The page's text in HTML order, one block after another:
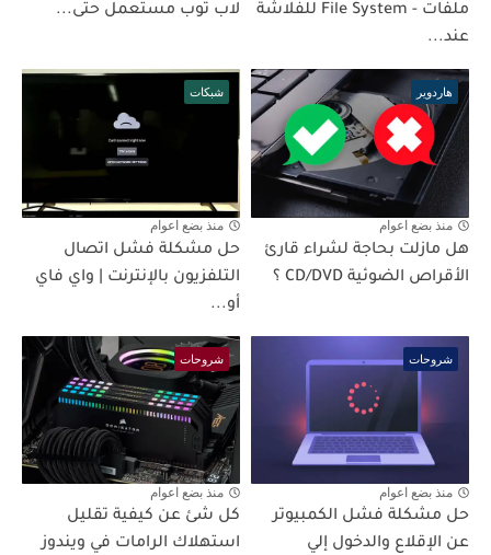
ملفات - File System للفلاشة
عند...
لاب توب مستعمل حتى...
هاردوير
منذ بضع اعوام
هل مازلت بحاجة لشراء قارئ
الأقراص الضوئية CD/DVD ؟
شبكات
منذ بضع اعوام
حل مشكلة فشل اتصال
التلفزيون بالإنترنت | واي فاي
أو...
شروحات
منذ بضع اعوام
حل مشكلة فشل الكمبيوتر
عن الإقلاع والدخول إلي
شروحات
منذ بضع اعوام
كل شئ عن كيفية تقليل
استهلاك الرامات في ويندوز